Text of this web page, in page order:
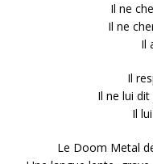
Il ne
Il ne
Il
Il
Il ne lui
Il
Le Doom Metal